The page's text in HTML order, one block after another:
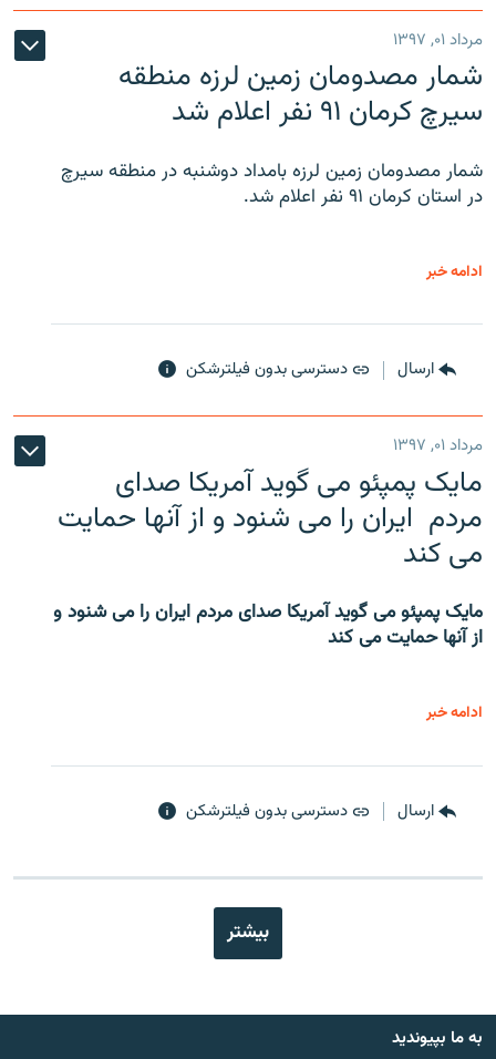
مرداد ۰۱, ۱۳۹۷
شمار مصدومان زمین لرزه منطقه
سیرچ کرمان ۹۱ نفر اعلام شد
شمار مصدومان زمین لرزه بامداد دوشنبه در منطقه سیرچ
در استان کرمان ۹۱ نفر اعلام شد.
ادامه خبر
ارسال دسترسی بدون فیلترشکن
مرداد ۰۱, ۱۳۹۷
مایک پمپئو می گوید آمریکا صدای
مردم ایران را می شنود و از آنها حمایت
می کند
مایک پمپئو می گوید آمریکا صدای مردم ایران را می شنود و
از آنها حمایت می کند
ادامه خبر
ارسال دسترسی بدون فیلترشکن
بیشتر
به ما بپیوندید